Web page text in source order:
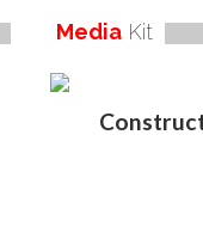
Media Kit